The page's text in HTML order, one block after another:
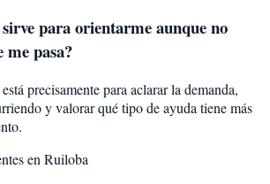
para orientarme aunque no
me pasa?
precisamente para aclarar la demanda,
y valorar qué tipo de ayuda tiene más
en Ruiloba